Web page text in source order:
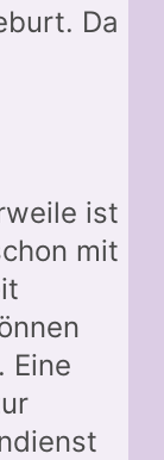
Da
ist
mit
Eine